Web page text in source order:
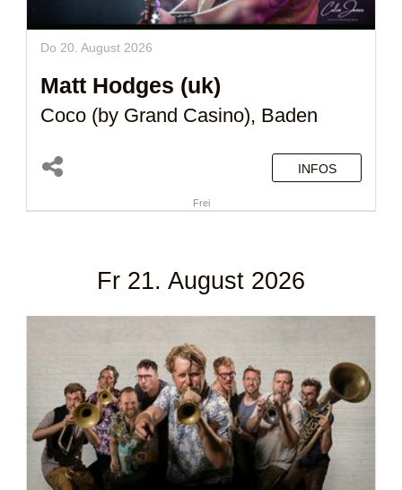
Do 20. August 2026
Matt Hodges (uk)
Coco (by Grand Casino), Baden
INFOS
Frei
Fr 21. August 2026